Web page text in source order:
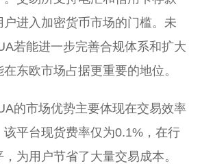
进入加密货币市场的门槛。未
若能进一步完善合规体系和扩大
东欧市场占据更重要的地位。
的市场优势主要体现在交易效率
平台现货费率仅为0.1%，在行
为用户节省了大量交易成本。